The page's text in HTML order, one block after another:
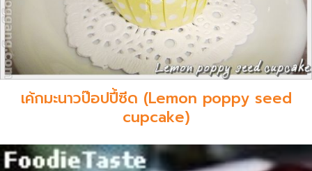
เค้กมะนาวป๊อปปี้ซีด (Lemon poppy seed
cupcake)